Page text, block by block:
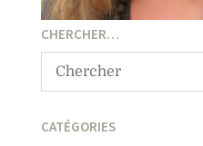
CHERCHER…
CATÉGORIES